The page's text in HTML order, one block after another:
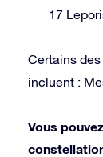
17
Certains
incluent :
Vous